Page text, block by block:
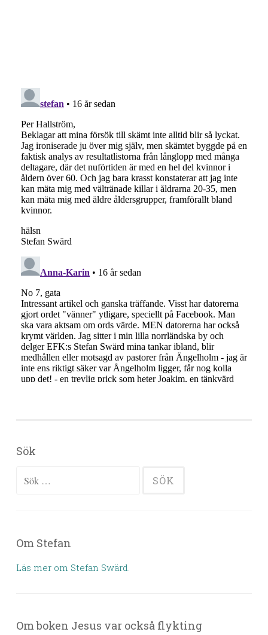
Sök
Sök efter:
Om Stefan
Läs mer om Stefan Swärd.
Om boken Jesus var också flykting